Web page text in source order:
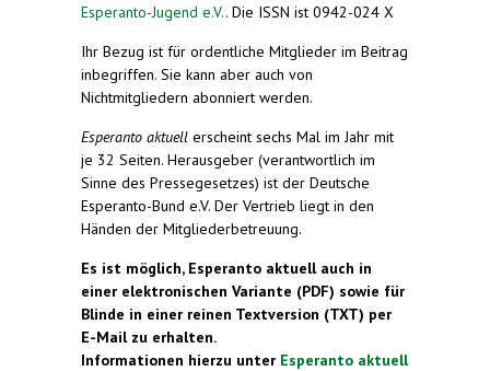
Esperanto-Jugend e.V.. Die ISSN ist 0942-024 X
Ihr Bezug ist für ordentliche Mitglieder im Beitrag
inbegriffen. Sie kann aber auch von
Nichtmitgliedern abonniert werden.
Esperanto aktuell erscheint sechs Mal im Jahr mit
je 32 Seiten. Herausgeber (verantwortlich im
Sinne des Pressegesetzes) ist der Deutsche
Esperanto-Bund e.V. Der Vertrieb liegt in den
Händen der Mitgliederbetreuung.
Es ist möglich, Esperanto aktuell auch in
einer elektronischen Variante (PDF) sowie für
Blinde in einer reinen Textversion (TXT) per
E-Mail zu erhalten.
Informationen hierzu unter Esperanto aktuell